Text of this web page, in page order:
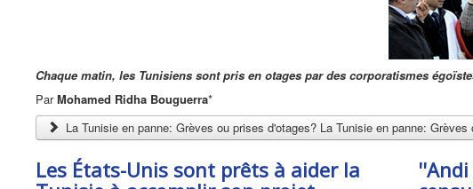
Chaque matin, les Tunisiens sont pris en otages par des corporatismes
ParMohamed Ridha Bouguerra*
La Tunisie en panne: Grèves ou prises d'otages? La Tunisie en panne:
Les États-Unis sont prêts à aider la